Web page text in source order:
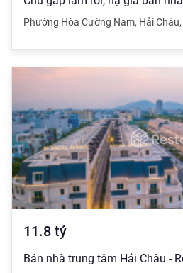
Phường Hòa Cường Nam, Hải Châu,
11.8 tỷ